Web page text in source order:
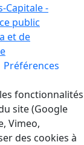
Capitale -
public
et de
Préférences
fonctionnalités
site (Google
Vimeo,
des cookies à